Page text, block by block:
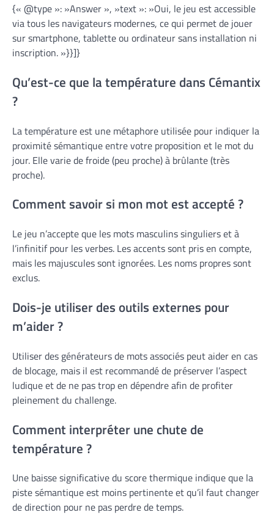
{« @type »: »Answer », »text »: »Oui, le jeu est accessible
via tous les navigateurs modernes, ce qui permet de jouer
sur smartphone, tablette ou ordinateur sans installation ni
inscription. »}}]}
Qu’est-ce que la température dans Cémantix
?
La température est une métaphore utilisée pour indiquer la
proximité sémantique entre votre proposition et le mot du
jour. Elle varie de froide (peu proche) à brûlante (très
proche).
Comment savoir si mon mot est accepté ?
Le jeu n’accepte que les mots masculins singuliers et à
l’infinitif pour les verbes. Les accents sont pris en compte,
mais les majuscules sont ignorées. Les noms propres sont
exclus.
Dois-je utiliser des outils externes pour
m’aider ?
Utiliser des générateurs de mots associés peut aider en cas
de blocage, mais il est recommandé de préserver l’aspect
ludique et de ne pas trop en dépendre afin de profiter
pleinement du challenge.
Comment interpréter une chute de
température ?
Une baisse significative du score thermique indique que la
piste sémantique est moins pertinente et qu’il faut changer
de direction pour ne pas perdre de temps.